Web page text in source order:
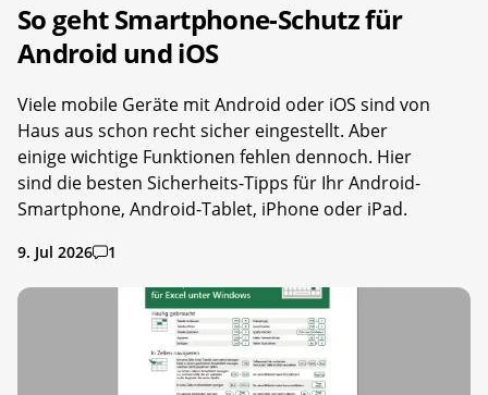
So geht Smartphone-Schutz für
Android und iOS
Viele mobile Geräte mit Android oder iOS sind von
Haus aus schon recht sicher eingestellt. Aber
einige wichtige Funktionen fehlen dennoch. Hier
sind die besten Sicherheits-Tipps für Ihr Android-
Smartphone, Android-Tablet, iPhone oder iPad.
9. Jul 2026 1